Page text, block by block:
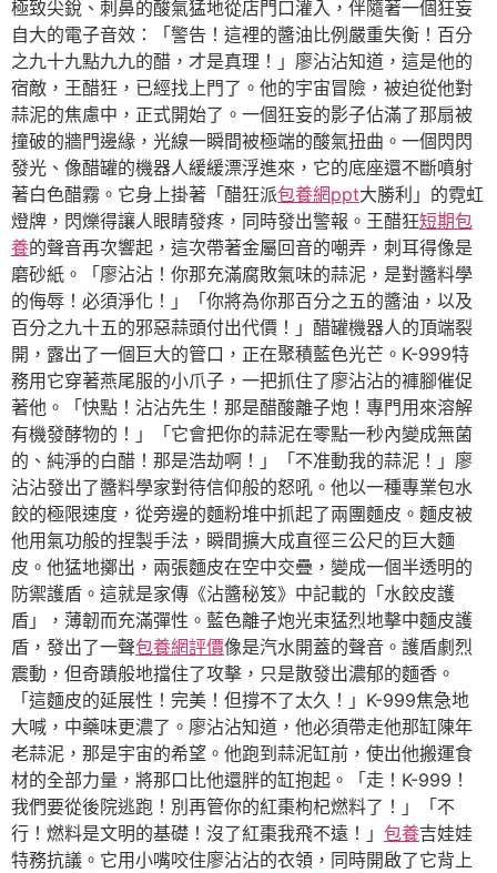
極致尖銳、刺鼻的酸氣猛地從店門口灌入，伴隨著一個狂妄
自大的電子音效：「警告！這裡的醬油比例嚴重失衡！百分
之九十九點九九的醋，才是真理！」廖沾沾知道，這是他的
宿敵，王醋狂，已經找上門了。他的宇宙冒險，被迫從他對
蒜泥的焦慮中，正式開始了。一個狂妄的影子佔滿了那扇被
撞破的牆門邊緣，光線一瞬間被極端的酸氣扭曲。一個閃閃
發光、像醋罐的機器人緩緩漂浮進來，它的底座還不斷噴射
著白色醋霧。它身上掛著「醋狂派包養網ppt大勝利」的霓虹
燈牌，閃爍得讓人眼睛發疼，同時發出警報。王醋狂短期包
養的聲音再次響起，這次帶著金屬回音的嘲弄，刺耳得像是
磨砂紙。「廖沾沾！你那充滿腐敗氣味的蒜泥，是對醬料學
的侮辱！必須淨化！」「你將為你那百分之五的醬油，以及
百分之九十五的邪惡蒜頭付出代價！」醋罐機器人的頂端裂
開，露出了一個巨大的管口，正在聚積藍色光芒。K-999特
務用它穿著燕尾服的小爪子，一把抓住了廖沾沾的褲腳催促
著他。「快點！沾沾先生！那是醋酸離子炮！專門用來溶解
有機發酵物的！」「它會把你的蒜泥在零點一秒內變成無菌
的、純淨的白醋！那是浩劫啊！」「不准動我的蒜泥！」廖
沾沾發出了醬料學家對待信仰般的怒吼。他以一種專業包水
餃的極限速度，從旁邊的麵粉堆中抓起了兩團麵皮。麵皮被
他用氣功般的捏製手法，瞬間擴大成直徑三公尺的巨大麵
皮。他猛地擲出，兩張麵皮在空中交疊，變成一個半透明的
防禦護盾。這就是家傳《沾醬秘笈》中記載的「水餃皮護
盾」，薄韌而充滿彈性。藍色離子炮光束猛烈地擊中麵皮護
盾，發出了一聲包養網評價像是汽水開蓋的聲音。護盾劇烈
震動，但奇蹟般地擋住了攻擊，只是散發出濃郁的麵香。
「這麵皮的延展性！完美！但撐不了太久！」K-999焦急地
大喊，中藥味更濃了。廖沾沾知道，他必須帶走他那缸陳年
老蒜泥，那是宇宙的希望。他跑到蒜泥缸前，使出他搬運食
材的全部力量，將那口比他還胖的缸抱起。「走！K-999！
我們要從後院逃跑！別再管你的紅棗枸杞燃料了！」「不
行！燃料是文明的基礎！沒了紅棗我飛不遠！」 包養吉娃娃
特務抗議。它用小嘴咬住廖沾沾的衣領，同時開啟了它背上